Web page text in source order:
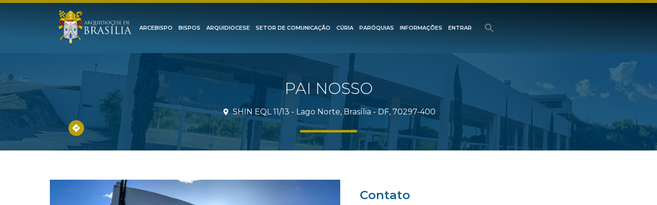
ARCEBISPO BISPOS ARQUIDIOCESE SETOR DE COMUNICAÇÃO CÚRIA PARÓQUIAS INFORMAÇÕES ENTRAR
PAI NOSSO
SHIN EQL 11/13 - Lago Norte, Brasília - DF, 70297-400
Contato